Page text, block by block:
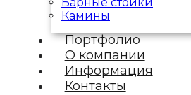
Камины
Портфолио
О компании
Информация
Контакты